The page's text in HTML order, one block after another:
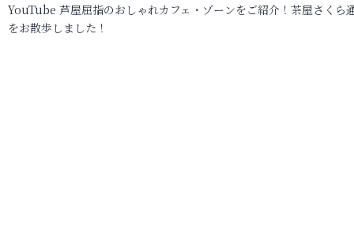
YouTube 芦屋屈指のおしゃれカフェ・ゾーンをご紹介！茶屋さくら
をお散歩しました！